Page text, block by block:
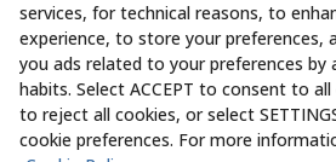
services, for technical reasons, to
experience, to store your preferences,
you ads related to your preferences by
habits. Select ACCEPT to consent to all
to reject all cookies, or select
cookie preferences. For more